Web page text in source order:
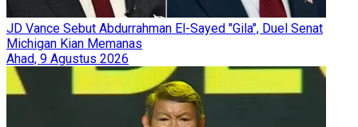
JD Vance Sebut Abdurrahman El-Sayed "Gila", Duel Senat
Michigan Kian Memanas
Ahad, 9 Agustus 2026